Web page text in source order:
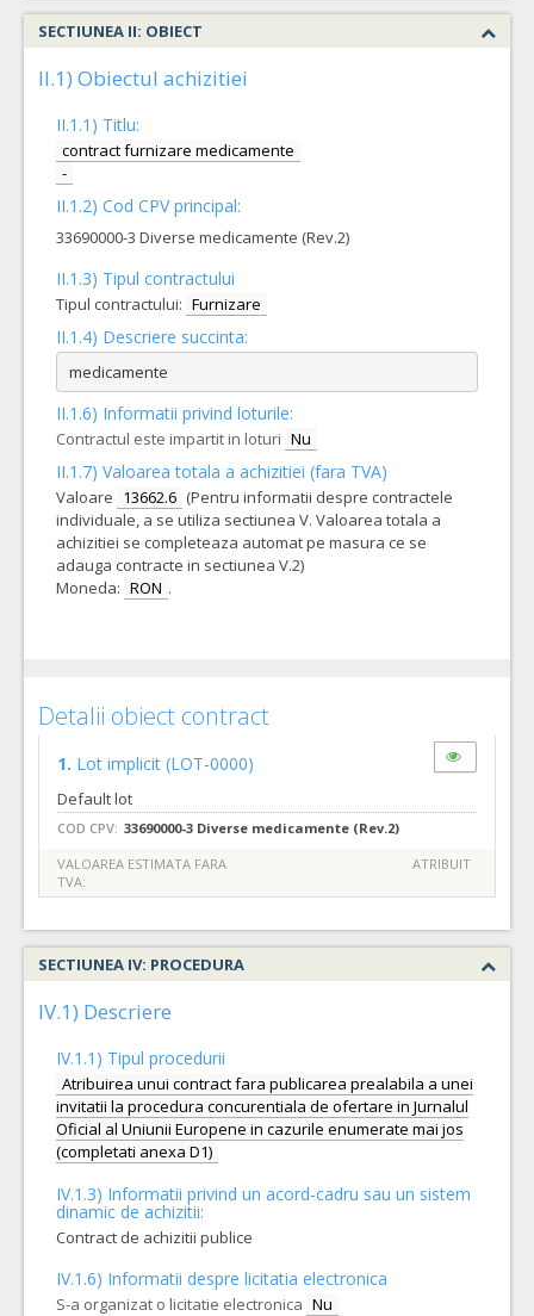
SECTIUNEA II: OBIECT
II.1) Obiectul achizitiei
II.1.1) Titlu:
contract furnizare medicamente
-
II.1.2) Cod CPV principal:
33690000-3 Diverse medicamente (Rev.2)
II.1.3) Tipul contractului
Tipul contractului: Furnizare
II.1.4) Descriere succinta:
medicamente
II.1.6) Informatii privind loturile:
Contractul este impartit in loturi Nu
II.1.7) Valoarea totala a achizitiei (fara TVA)
Valoare 13662.6 (Pentru informatii despre contractele
individuale, a se utiliza sectiunea V. Valoarea totala a
achizitiei se completeaza automat pe masura ce se
adauga contracte in sectiunea V.2)
Moneda: RON .
Detalii obiect contract
1. Lot implicit (LOT-0000)
Default lot
COD CPV: 33690000-3 Diverse medicamente (Rev.2)
VALOAREA ESTIMATA FARA
TVA:
ATRIBUIT
SECTIUNEA IV: PROCEDURA
IV.1) Descriere
IV.1.1) Tipul procedurii
Atribuirea unui contract fara publicarea prealabila a unei
invitatii la procedura concurentiala de ofertare in Jurnalul
Oficial al Uniunii Europene in cazurile enumerate mai jos
(completati anexa D1)
IV.1.3) Informatii privind un acord-cadru sau un sistem
dinamic de achizitii:
Contract de achizitii publice
IV.1.6) Informatii despre licitatia electronica
S-a organizat o licitatie electronica Nu